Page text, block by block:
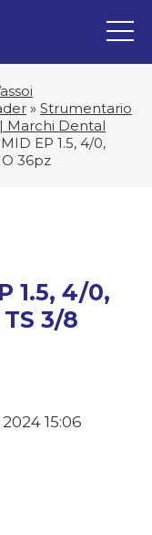
» Strumentario
Marchi Dental
EP 1.5, 4/0,
36pz
1.5, 4/0,
3/8
15:06